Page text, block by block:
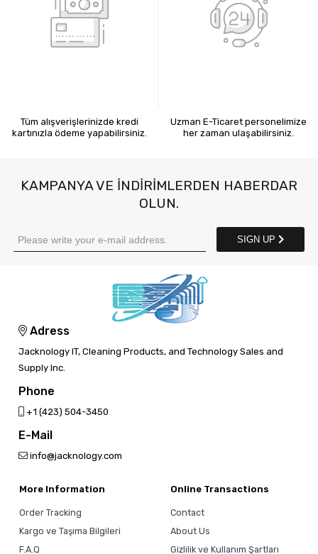
Tüm alışverişlerinizde kredi
kartınızla ödeme yapabilirsiniz.
Uzman E-Ticaret personelimize
her zaman ulaşabilirsiniz.
KAMPANYA VE INDIRIMLERDEN HABERDAR
OLUN.
SIGN UP
Adress
Jacknology IT, Cleaning Products, and Technology Sales and
Supply Inc.
Phone
‎+1 (423) 504-3450
E-Mail
info@jacknology.com
More Information
Order Tracking
Kargo ve Taşıma Bilgileri
F.A.Q
Online Transactions
Contact
About Us
Gizlilik ve Kullanım Şartları